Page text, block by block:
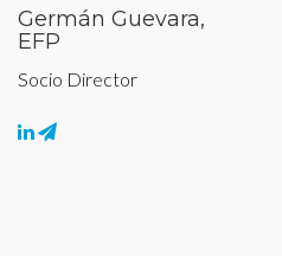
Germán Guevara,
EFP
Socio Director